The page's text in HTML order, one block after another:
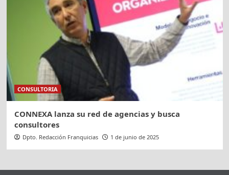
CONSULTORIA
CONNEXA lanza su red de agencias y busca
consultores
Dpto. Redacción Franquicias 1 de junio de 2025